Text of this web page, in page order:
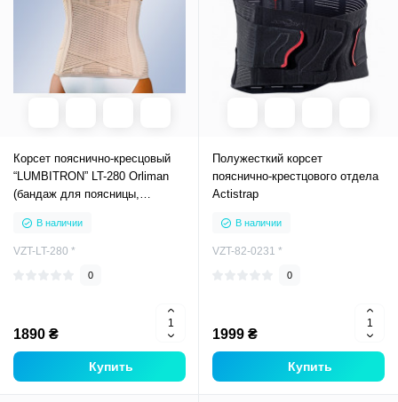
Корсет пояснично-кресцовый
“LUMBITRON” LT-280 Orliman
(бандаж для поясницы,
В наличии
VZT-LT-280 *
0
1890 ₴
Купить
Полужесткий корсет
пояснично-крестцового отдела
Actistrap
В наличии
VZT-82-0231 *
0
1999 ₴
Купить